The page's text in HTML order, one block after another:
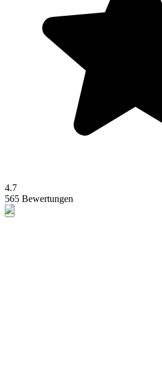
4.7
565 Bewertungen